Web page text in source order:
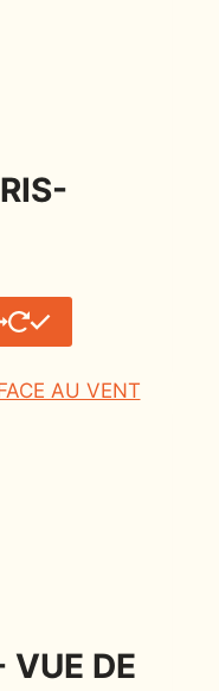
VUE DE